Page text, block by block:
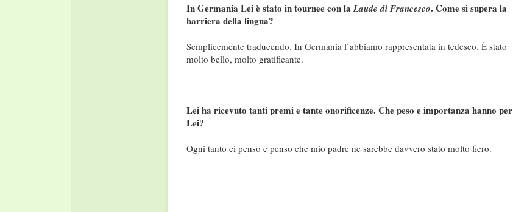
In Germania Lei è stato in tournee con laLaude di Francesco. Come si supera la
barriera della lingua?
Semplicemente traducendo. In Germania l’abbiamo rappresentata in tedesco. È stato
molto bello, molto gratificante.
Lei ha ricevuto tanti premi e tante onorificenze. Che peso e importanza hanno per
Lei?
Ogni tanto ci penso e penso che mio padre ne sarebbe davvero stato molto fiero.